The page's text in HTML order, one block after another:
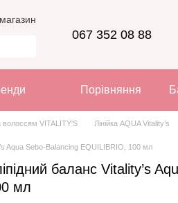
067 352 08 88
Порівняння
волоссям VITALITY'S
Лінійка AQUA Vitality’s
Aqua Sebo-Balancing EQUILIBRIO, 100 мл
баланс Vitality’s
мл